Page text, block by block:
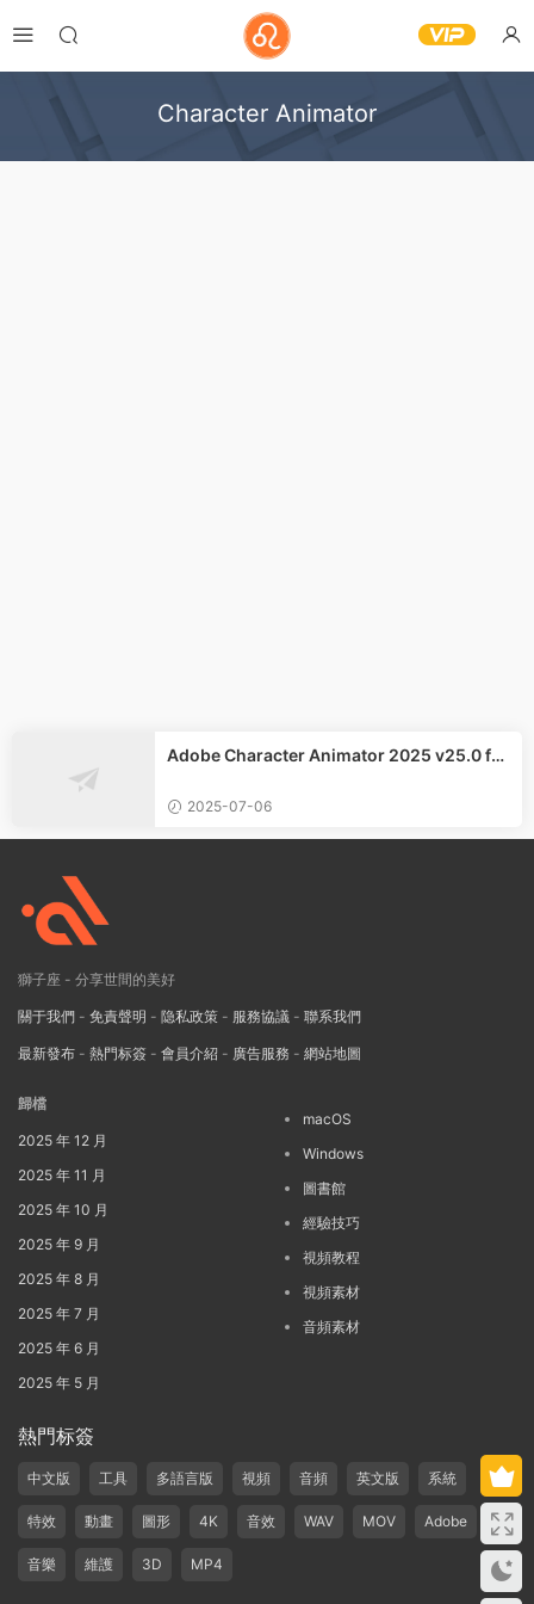
Character Animator
Adobe Character Animator 2025 v25.0 for
2025-07-06
獅子座 - 分享世間的美好
關于我們 - 免責聲明 - 隐私政策 - 服務協議 - 聯系我們
最新發布 - 熱門标簽 - 會員介紹 - 廣告服務 - 網站地圖
歸檔
2025 年 12 月
2025 年 11 月
2025 年 10 月
2025 年 9 月
2025 年 8 月
2025 年 7 月
2025 年 6 月
2025 年 5 月
macOS
Windows
圖書館
經驗技巧
視頻教程
視頻素材
音頻素材
熱門标簽
中文版 工具 多語言版 視頻 音頻 英文版 系統
特效 動畫 圖形 4K 音效 WAV MOV Adobe
音樂 維護 3D MP4